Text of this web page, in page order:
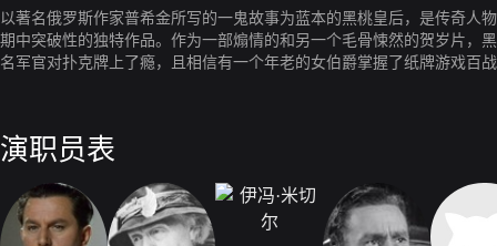
以著名俄罗斯作家普希金所写的一鬼故事为蓝本的黑桃皇后，是传奇人
期中突破性的独特作品。作为一部煽情的和另一个毛骨悚然的贺岁片，
名军官对扑克牌上了瘾，且相信有一个年老的女伯爵掌握了纸牌游戏百
演职员表